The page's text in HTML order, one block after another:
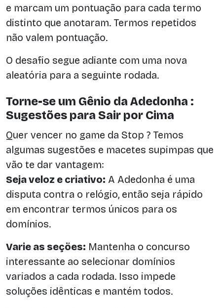
e marcam um pontuação para cada termo
distinto que anotaram. Termos repetidos
não valem pontuação.
O desafio segue adiante com uma nova
aleatória para a seguinte rodada.
Torne-se um Gênio da Adedonha :
Sugestões para Sair por Cima
Quer vencer no game da Stop ? Temos
algumas sugestões e macetes supimpas que
vão te dar vantagem:
Seja veloz e criativo: A Adedonha é uma
disputa contra o relógio, então seja rápido
em encontrar termos únicos para os
domínios.
Varie as seções: Mantenha o concurso
interessante ao selecionar domínios
variados a cada rodada. Isso impede
soluções idênticas e mantém todos.